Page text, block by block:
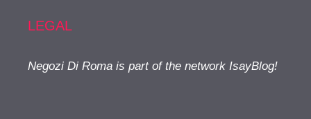
LEGAL
Negozi Di Roma is part of the network IsayBlog!